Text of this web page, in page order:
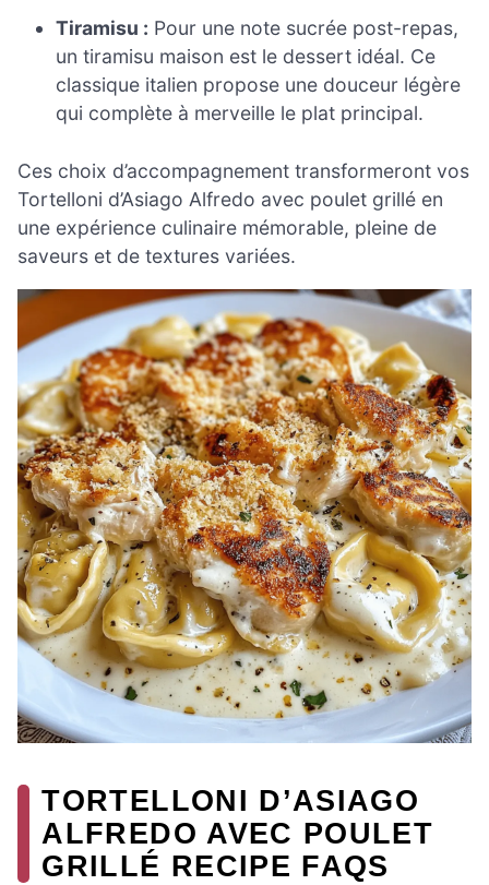
Tiramisu : Pour une note sucrée post-repas,
un tiramisu maison est le dessert idéal. Ce
classique italien propose une douceur légère
qui complète à merveille le plat principal.
Ces choix d’accompagnement transformeront vos
Tortelloni d’Asiago Alfredo avec poulet grillé en
une expérience culinaire mémorable, pleine de
saveurs et de textures variées.
TORTELLONI D’ASIAGO
ALFREDO AVEC POULET
GRILLÉ RECIPE FAQS